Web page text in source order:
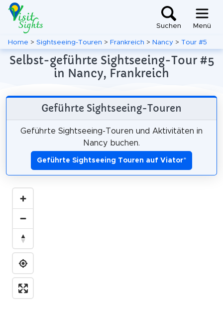
Suchen Menü
Home > Sightseeing-Touren > Frankreich > Nancy > Tour #5
Selbst-geführte Sightseeing-Tour #5
in Nancy, Frankreich
Geführte Sightseeing-Touren
Geführte Sightseeing-Touren und Aktivitäten in
Nancy buchen.
Geführte Sightseeing Touren auf Viator*